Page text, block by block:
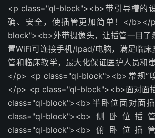
<p class="ql-block"><b>带引导槽的
确、安全，使插管更加简单！</
block"><b>外带摄像头，让插管一目了
置WiFi可连接手机/Ipad/电脑，满足临床
管和临床教学，最大化保证医护人员和
</p> <p class="ql-block"><b>常规“
</p> <p class="ql-block"><b>面对面
class="ql-block"><b>半卧位面对面
class="ql-block"><b>侧卧位插
class="ql-block"><b>俯卧位插